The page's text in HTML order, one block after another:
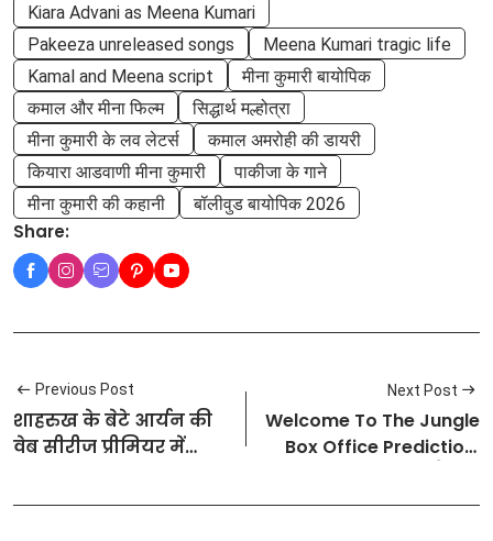
Kiara Advani as Meena Kumari
Pakeeza unreleased songs
Meena Kumari tragic life
Kamal and Meena script
मीना कुमारी बायोपिक
कमाल और मीना फिल्म
सिद्धार्थ मल्होत्रा
मीना कुमारी के लव लेटर्स
कमाल अमरोही की डायरी
कियारा आडवाणी मीना कुमारी
पाकीजा के गाने
मीना कुमारी की कहानी
बॉलीवुड बायोपिक 2026
Share:
Previous Post
शाहरुख के बेटे आर्यन की
वेब सीरीज प्रीमियर में
लुक ने सबका ध्यान खींचा
Next Post
Welcome To The Jungle
Box Office Prediction:
अक्षय कुमार का कॉमेडी